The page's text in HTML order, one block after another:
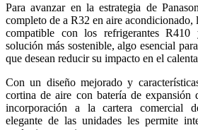
Para avanzar en la estrategia de
completo de a R32 en aire acondicionado,
compatible con los refrigerantes
solución más sostenible, algo esencial
que desean reducir su impacto en el
Con un diseño mejorado y
cortina de aire con batería de expansión
incorporación a la cartera comercial
elegante de las unidades les permite